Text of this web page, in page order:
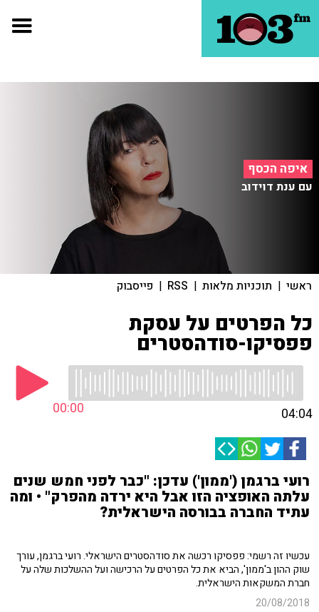
איפה הכסף
עם ענת דוידוב
ראשי | תוכניות מלאות |
RSS
| פייסבוק
כל הפרטים על עסקת
פפסיקו-סודהסטרים
00:00 04:04
רועי ברגמן ('ממון') עדכן: "כבר לפני חמש שנים
עלתה האופציה הזו אבל היא ירדה מהפרק" • ומה
עתיד החברה בבורסה הישראלית?
עכשיו זה רשמי: פפסיקו רכשה את סודהסטרים הישראלי. רועי ברגמן, עורך
שוק ההון ב'ממון', הביא את כל הפרטים על הרכישה ועל ההשלכות שלה על
חברת המשקאות הישראלית.
20/08/2018